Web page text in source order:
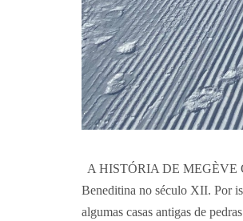
A HISTÓRIA DE MEGÈVE O
Beneditina no século XII. Por
algumas casas antigas de